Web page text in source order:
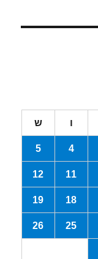
ו ש
4
5
11
12
18
19
25
26